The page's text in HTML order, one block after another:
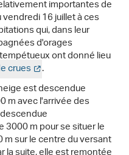
importantes de
16 juillet à ces
qui, dans leur
d'orages
ont donné lieu
crues
.
est descendue
m avec l'arrivée des
m pour se situer le
sur le centre du versant